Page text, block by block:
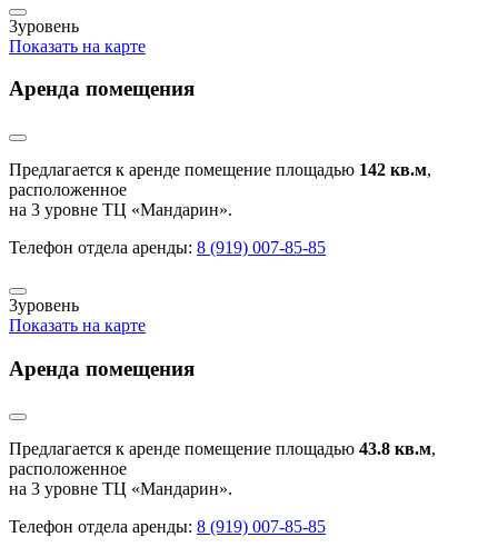
3уровень
Показать на карте
Аренда помещения
Предлагается к аренде помещение площадью 142 кв.м,
расположенное
на 3 уровне ТЦ «Мандарин».
Телефон отдела аренды: 8 (919) 007-85-85
3уровень
Показать на карте
Аренда помещения
Предлагается к аренде помещение площадью 43.8 кв.м,
расположенное
на 3 уровне ТЦ «Мандарин».
Телефон отдела аренды: 8 (919) 007-85-85